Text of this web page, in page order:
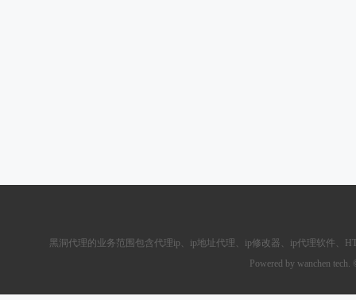
黑洞代理的业务范围包含代理ip 、ip地址代理、ip修改器、 ip代理软件
Powered by wanchen